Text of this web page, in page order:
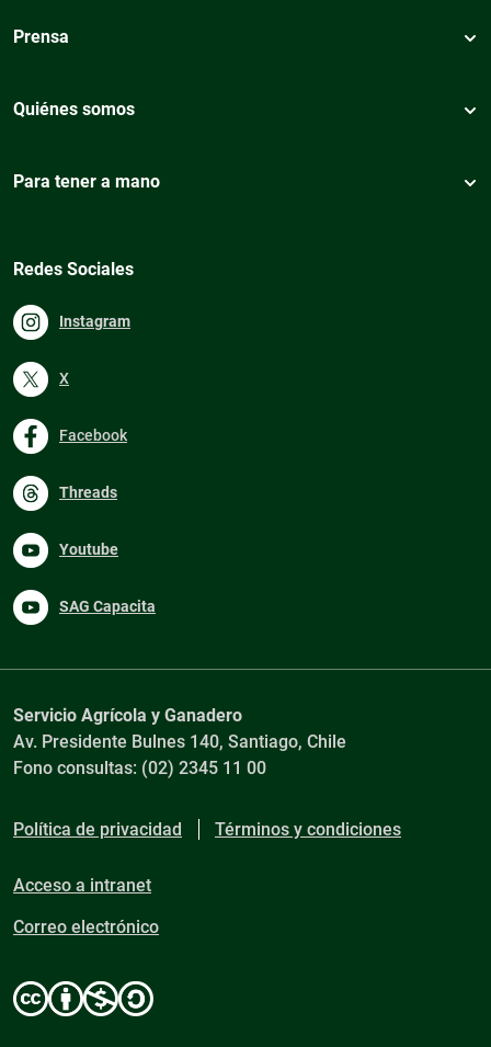
Prensa
Quiénes somos
Para tener a mano
Redes Sociales
Instagram
X
Facebook
Threads
Youtube
SAG Capacita
Servicio Agrícola y Ganadero
Av. Presidente Bulnes 140, Santiago, Chile
Fono consultas: (02) 2345 11 00
Política de privacidad Términos y condiciones
Acceso a intranet
Correo electrónico